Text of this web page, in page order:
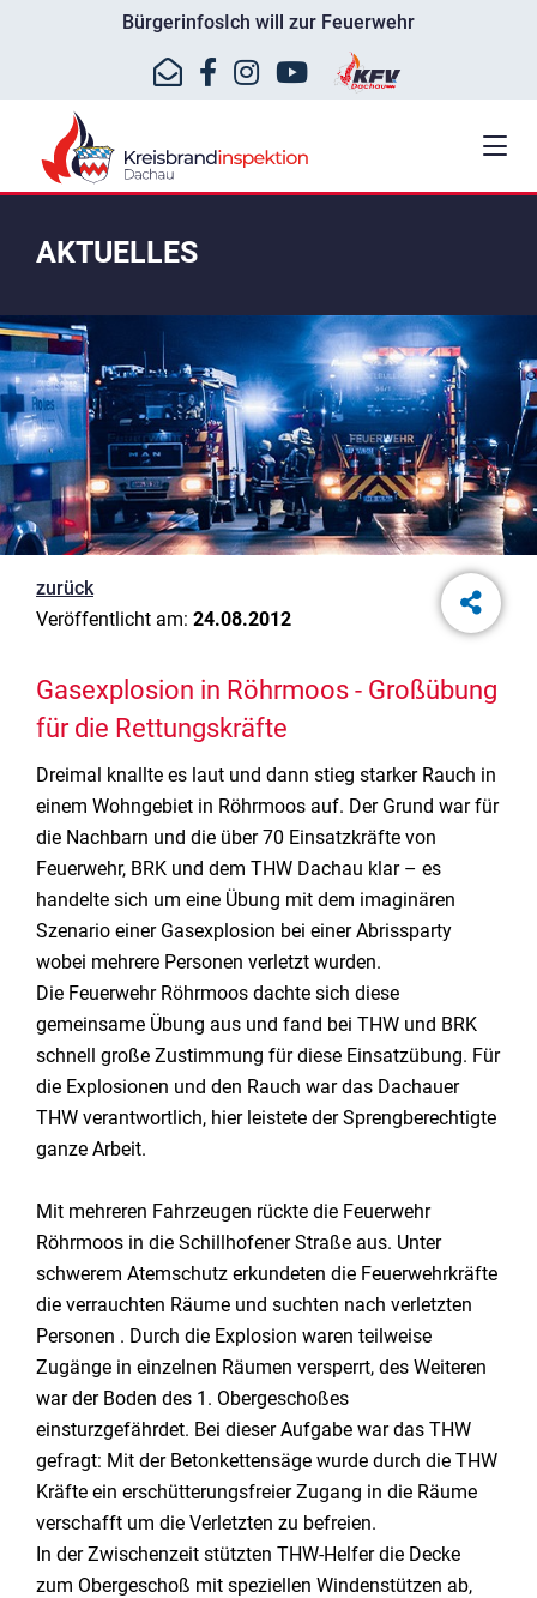
BürgerinfosIch will zur Feuerwehr
AKTUELLES
zurück
Veröffentlicht am: 24.08.2012
Gasexplosion in Röhrmoos - Großübung
für die Rettungskräfte
Dreimal knallte es laut und dann stieg starker Rauch in
einem Wohngebiet in Röhrmoos auf. Der Grund war für
die Nachbarn und die über 70 Einsatzkräfte von
Feuerwehr, BRK und dem THW Dachau klar – es
handelte sich um eine Übung mit dem imaginären
Szenario einer Gasexplosion bei einer Abrissparty
wobei mehrere Personen verletzt wurden.
Die Feuerwehr Röhrmoos dachte sich diese
gemeinsame Übung aus und fand bei THW und BRK
schnell große Zustimmung für diese Einsatzübung. Für
die Explosionen und den Rauch war das Dachauer
THW verantwortlich, hier leistete der Sprengberechtigte
ganze Arbeit.
Mit mehreren Fahrzeugen rückte die Feuerwehr
Röhrmoos in die Schillhofener Straße aus. Unter
schwerem Atemschutz erkundeten die Feuerwehrkräfte
die verrauchten Räume und suchten nach verletzten
Personen . Durch die Explosion waren teilweise
Zugänge in einzelnen Räumen versperrt, des Weiteren
war der Boden des 1. Obergeschoßes
einsturzgefährdet. Bei dieser Aufgabe war das THW
gefragt: Mit der Betonkettensäge wurde durch die THW
Kräfte ein erschütterungsfreier Zugang in die Räume
verschafft um die Verletzten zu befreien.
In der Zwischenzeit stützten THW-Helfer die Decke
zum Obergeschoß mit speziellen Windenstützen ab,